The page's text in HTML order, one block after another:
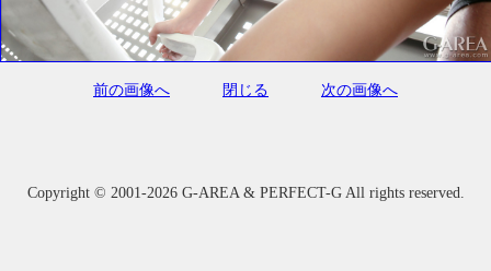
前の画像へ 閉じる 次の画像へ
Copyright © 2001-2026 G-AREA & PERFECT-G All rights reserved.